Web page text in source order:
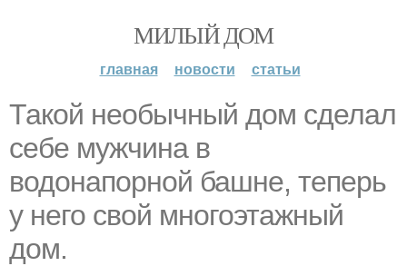
МИЛЫЙ ДОМ
главная новости статьи
Такой необычный дом сделал
себе мужчина в
водонапорной башне, теперь
у него свой многоэтажный
дом.